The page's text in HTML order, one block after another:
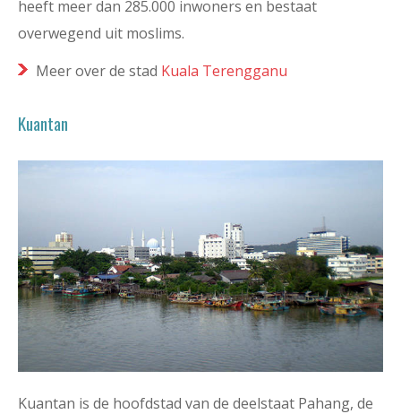
heeft meer dan 285.000 inwoners en bestaat
overwegend uit moslims.
Meer over de stad Kuala Terengganu
Kuantan
Kuantan is de hoofdstad van de deelstaat Pahang, de